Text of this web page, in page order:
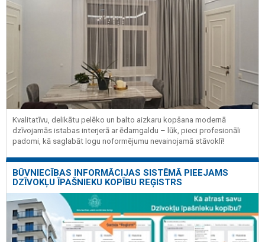
Kvalitatīvu, delikātu pelēko un balto aizkaru kopšana modernā
dzīvojamās istabas interjerā ar ēdamgaldu – lūk, pieci profesionāli
padomi, kā saglabāt logu noformējumu nevainojamā stāvoklī!
BŪVNIECĪBAS INFORMĀCIJAS SISTĒMĀ PIEEJAMS
DZĪVOKĻU ĪPAŠNIEKU KOPĪBU REĢISTRS